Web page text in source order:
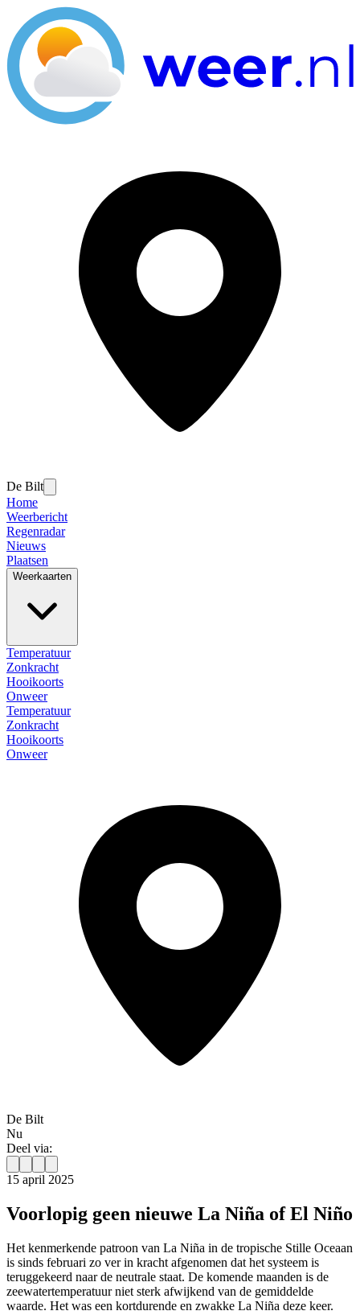
De Bilt
Home
Weerbericht
Regenradar
Nieuws
Plaatsen
Weerkaarten
Temperatuur
Zonkracht
Hooikoorts
Onweer
Temperatuur
Zonkracht
Hooikoorts
Onweer
De Bilt
Nu
Deel via:
15 april 2025
Voorlopig geen nieuwe La Niña of El Niño
Het kenmerkende patroon van La Niña in de tropische Stille Oceaan
is sinds februari zo ver in kracht afgenomen dat het systeem is
teruggekeerd naar de neutrale staat. De komende maanden is de
zeewatertemperatuur niet sterk afwijkend van de gemiddelde
waarde. Het was een kortdurende en zwakke La Niña deze keer.